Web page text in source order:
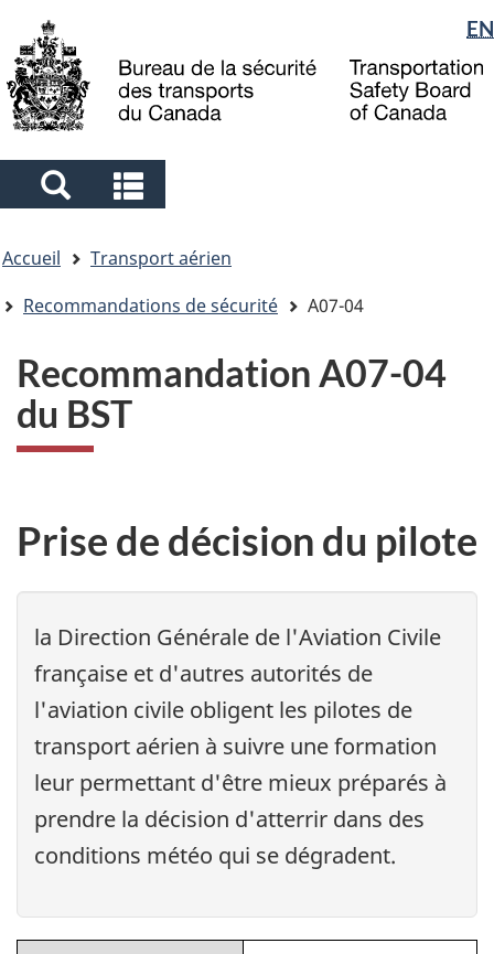
to
main
to
"About
government"
à
la
Sélection
de
la
langue
EN
Search
and
menus
and
menus
êtes
ici
Accueil
Transport aérien
Recommandations de sécurité
A07-04
Recommandation A07-04
du BST
Prise de décision du pilote
la Direction Générale de l'Aviation Civile
française et d'autres autorités de
l'aviation civile obligent les pilotes de
transport aérien à suivre une formation
leur permettant d'être mieux préparés à
prendre la décision d'atterrir dans des
conditions météo qui se dégradent.